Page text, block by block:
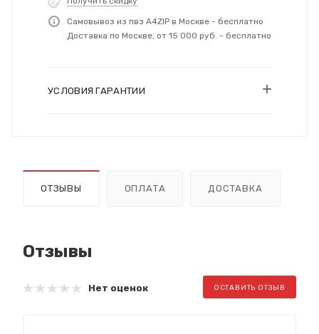
Самовывоз из пвз A4ZIP в Москве - бесплатно
Доставка по Москве, от 15 000 руб. - бесплатно
УСЛОВИЯ ГАРАНТИИ
ОТЗЫВЫ ОПЛАТА ДОСТАВКА
Отзывы
Нет оценок ОСТАВИТЬ ОТЗЫВ